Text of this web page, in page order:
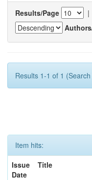
Results/Page |
Results 1-1 of 1
Item hits:
Issue
Date
Title